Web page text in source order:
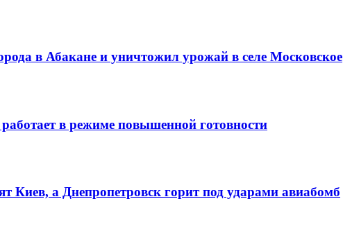
в Абакане и уничтожил урожай в селе Московское
в режиме повышенной готовности
Киев, а Днепропетровск горит под ударами авиабомб